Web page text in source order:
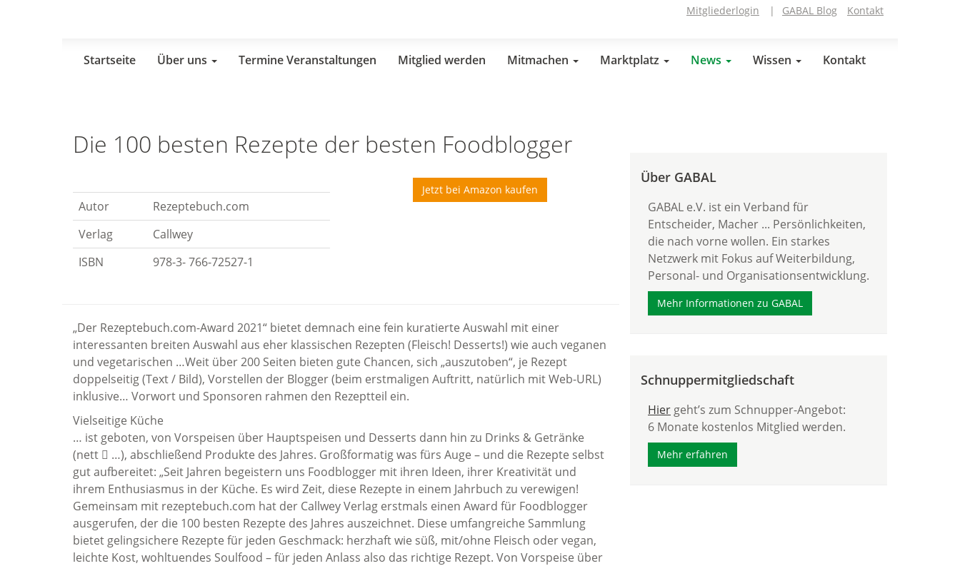
Mitgliederlogin | GABAL Blog Kontakt
Startseite Über uns Termine Veranstaltungen Mitglied werden Mitmachen Marktplatz News Wissen Kontakt
Die 100 besten Rezepte der besten Foodblogger
Autor
Rezeptebuch.com
Verlag
Callwey
ISBN
978-3- 766-72527-1
Jetzt bei Amazon kaufen
„Der Rezeptebuch.com-Award 2021“ bietet demnach eine fein kuratierte Auswahl mit einer
interessanten breiten Auswahl aus eher klassischen Rezepten (Fleisch! Desserts!) wie auch veganen
und vegetarischen …Weit über 200 Seiten bieten gute Chancen, sich „auszutoben“, je Rezept
doppelseitig (Text / Bild), Vorstellen der Blogger (beim erstmaligen Auftritt, natürlich mit Web-URL)
inklusive… Vorwort und Sponsoren rahmen den Rezeptteil ein.
Vielseitige Küche
… ist geboten, von Vorspeisen über Hauptspeisen und Desserts dann hin zu Drinks & Getränke
(nett  …), abschließend Produkte des Jahres. Großformatig was fürs Auge – und die Rezepte selbst
gut aufbereitet: „Seit Jahren begeistern uns Foodblogger mit ihren Ideen, ihrer Kreativität und
ihrem Enthusiasmus in der Küche. Es wird Zeit, diese Rezepte in einem Jahrbuch zu verewigen!
Gemeinsam mit rezeptebuch.com hat der Callwey Verlag erstmals einen Award für Foodblogger
ausgerufen, der die 100 besten Rezepte des Jahres auszeichnet. Diese umfangreiche Sammlung
bietet gelingsichere Rezepte für jeden Geschmack: herzhaft wie süß, mit/ohne Fleisch oder vegan,
leichte Kost, wohltuendes Soulfood – für jeden Anlass also das richtige Rezept. Von Vorspeise über
Über GABAL
GABAL e.V. ist ein Verband für
Entscheider, Macher ... Persönlichkeiten,
die nach vorne wollen. Ein starkes
Netzwerk mit Fokus auf Weiterbildung,
Personal- und Organisationsentwicklung.
Mehr Informationen zu GABAL
Schnuppermitgliedschaft
Hier geht’s zum Schnupper-Angebot:
6 Monate kostenlos Mitglied werden.
Mehr erfahren